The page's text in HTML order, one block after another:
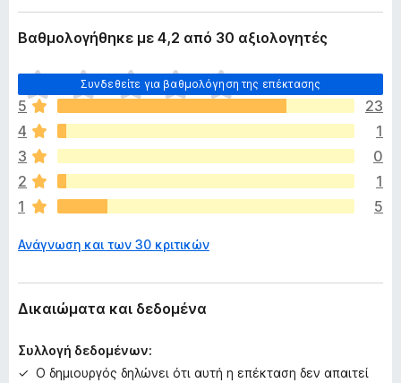
Βαθμολογήθηκε με 4,2 από 30 αξιολογητές
Συνδεθείτε για βαθμολόγηση της επέκτασης
Δ
ε
ν
υ
π
ά
ρ
χ
υ
α
κ
μ
β
5
23
4
1
3
0
2
1
1
5
Ανάγνωση και των 30 κριτικών
Δικαιώματα και δεδομένα
Συλλογή δεδομένων:
Ο δημιουργός δηλώνει ότι αυτή η επέκταση δεν απαιτεί